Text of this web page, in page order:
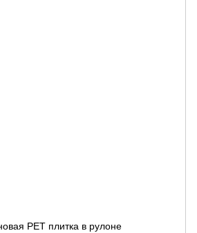
PET плитка в рулоне